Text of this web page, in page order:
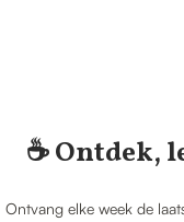
☕️ Ontdek,
Ontvang elke week de